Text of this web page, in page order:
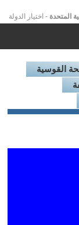
المتحدة - اختيار الدولة
القوسية